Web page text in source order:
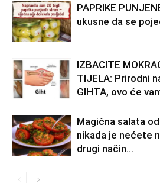
PAPRIKE
ukusne da se
IZBACITE
TIJELA: Prirodni
GIHTA, ovo će
Magična salata
nikada je nećete
drugi način…